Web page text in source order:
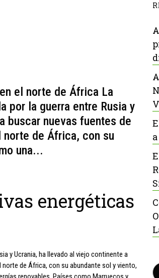
el norte de África La
por la guerra entre Rusia y
buscar nuevas fuentes de
norte de África, con su
una...
energéticas
y Ucrania, ha llevado al viejo continente a
de África, con su abundante sol y viento,